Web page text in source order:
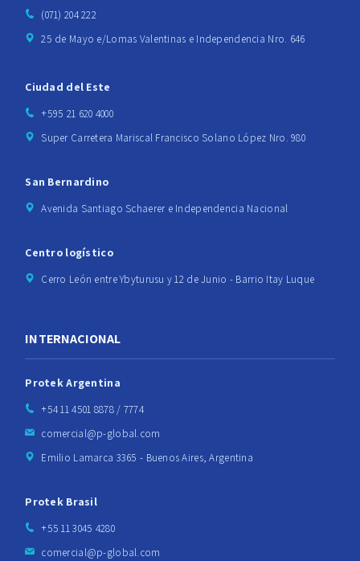
(071) 204 222
25 de Mayo e/Lomas Valentinas e Independencia Nro. 646
Ciudad del Este
+595 21 620 4000
Super Carretera Mariscal Francisco Solano López Nro. 980
San Bernardino
Avenida Santiago Schaerer e Independencia Nacional
Centro logístico
Cerro León entre Ybyturusu y 12 de Junio - Barrio Itay Luque
INTERNACIONAL
Protek Argentina
+54 11 4501 8878 / 7774
comercial@p-global.com
Emilio Lamarca 3365 - Buenos Aires, Argentina
Protek Brasil
+55 11 3045 4280
comercial@p-global.com